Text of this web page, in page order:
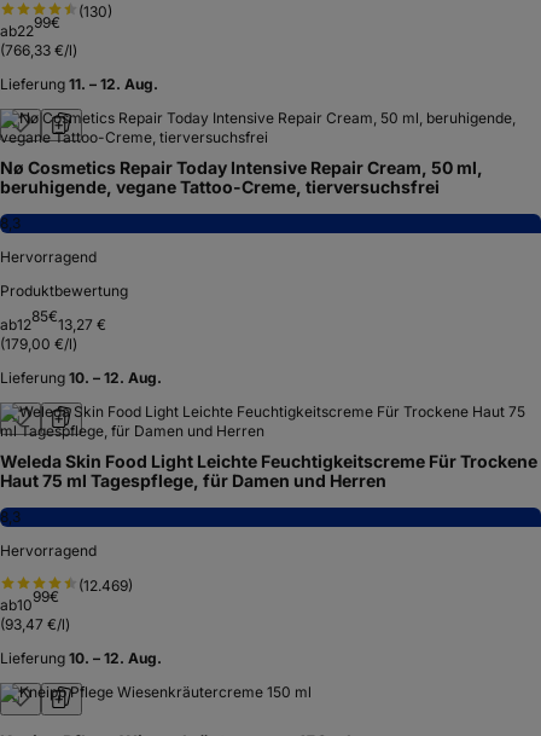
(130)
ab2299€
(766,33 €/l)
Lieferung 11. – 12. Aug.
Nø Cosmetics Repair Today Intensive Repair Cream, 50 ml,
beruhigende, vegane Tattoo-Creme, tierversuchsfrei
8,3
Hervorragend
Produktbewertung
ab1285€13,27 €
(179,00 €/l)
Lieferung 10. – 12. Aug.
Weleda Skin Food Light Leichte Feuchtigkeitscreme Für Trockene
Haut 75 ml Tagespflege, für Damen und Herren
8,3
Hervorragend
(12.469)
ab1099€
(93,47 €/l)
Lieferung 10. – 12. Aug.